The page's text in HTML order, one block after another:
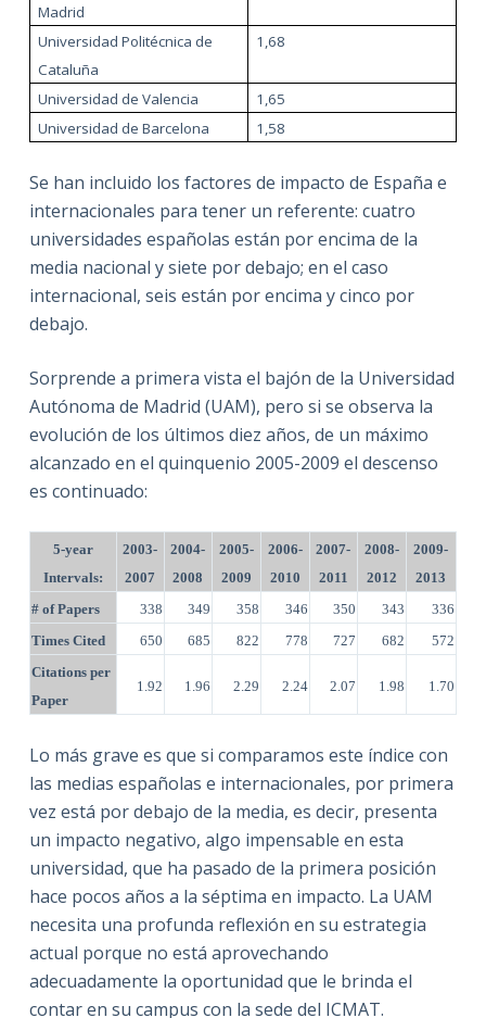
Madrid
Universidad Politécnica de
Cataluña
1,68
Universidad de Valencia
1,65
Universidad de Barcelona
1,58
Se han incluido los factores de impacto de España e
internacionales para tener un referente: cuatro
universidades españolas están por encima de la
media nacional y siete por debajo; en el caso
internacional, seis están por encima y cinco por
debajo.
Sorprende a primera vista el bajón de la Universidad
Autónoma de Madrid (UAM), pero si se observa la
evolución de los últimos diez años, de un máximo
alcanzado en el quinquenio 2005-2009 el descenso
es continuado:
5-year
Intervals:
2003-
2007
2004-
2008
2005-
2009
2006-
2010
2007-
2011
2008-
2012
2009-
2013
# of Papers
338 349 358 346 350 343
336
Times Cited
650 685 822 778 727 682
572
Citations per
Paper
1.92 1.96 2.29 2.24 2.07 1.98 1.70
Lo más grave es que si comparamos este índice con
las medias españolas e internacionales, por primera
vez está por debajo de la media, es decir, presenta
un impacto negativo, algo impensable en esta
universidad, que ha pasado de la primera posición
hace pocos años a la séptima en impacto. La UAM
necesita una profunda reflexión en su estrategia
actual porque no está aprovechando
adecuadamente la oportunidad que le brinda el
contar en su campus con la sede del ICMAT.